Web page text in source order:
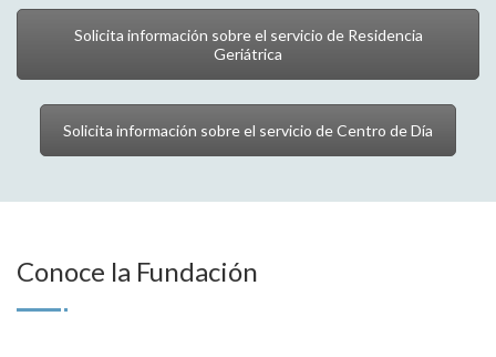
Solicita información sobre el servicio de Residencia
Geriátrica
Solicita información sobre el servicio de Centro de Día
Conoce la Fundación